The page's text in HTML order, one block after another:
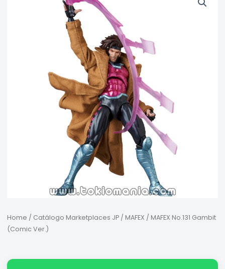
Home / Catálogo Marketplaces JP/ MAFEX / MAFEX No.131 Gambit
(Comic Ver.)